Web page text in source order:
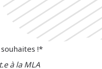
!*
à la MLA